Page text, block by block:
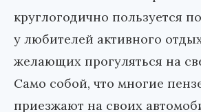
круглогодично пользуется
у любителей активного
желающих прогуляться на
Само собой, что многие
приезжают на своих